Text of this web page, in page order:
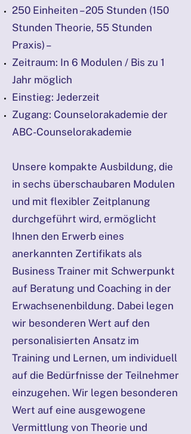
250 Einheiten – 205 Stunden (150
Stunden Theorie, 55 Stunden
Praxis) –
Zeitraum: In 6 Modulen / Bis zu 1
Jahr möglich
Einstieg: Jederzeit
Zugang: Counselorakademie der
ABC-Counselorakademie​
Unsere kompakte Ausbildung, die
in sechs überschaubaren Modulen
und mit flexibler Zeitplanung
durchgeführt wird, ermöglicht
Ihnen den Erwerb eines
anerkannten Zertifikats als
Business Trainer mit Schwerpunkt
auf Beratung und Coaching in der
Erwachsenenbildung. Dabei legen
wir besonderen Wert auf den
personalisierten Ansatz im
Training und Lernen, um individuell
auf die Bedürfnisse der Teilnehmer
einzugehen. Wir legen besonderen
Wert auf eine ausgewogene
Vermittlung von Theorie und